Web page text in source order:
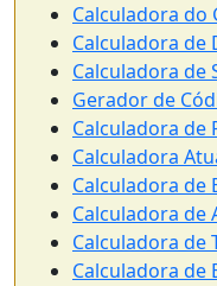
Calculadora do
Calculadora de
Calculadora de
Gerador de
Calculadora de
Calculadora
Calculadora de
Calculadora de
Calculadora de
Calculadora de